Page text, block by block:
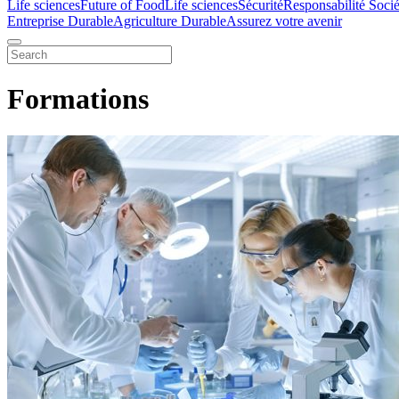
Life sciencesFuture of FoodLife sciencesSécuritéResponsabilité
Entreprise DurableAgriculture DurableAssurez votre avenir
Formations